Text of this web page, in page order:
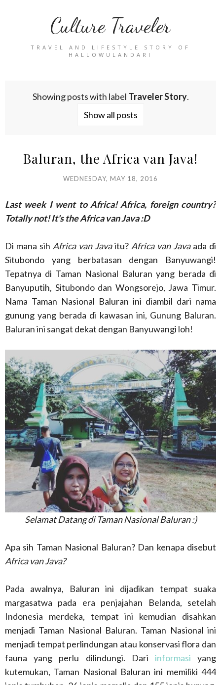
Culture Traveler
TRAVEL AND LIFESTYLE STORY OF
HALLOWULANDARI
Showing posts with label Traveler Story.
Show all posts
Baluran, the Africa van Java!
WEDNESDAY, MAY 18, 2016
Last week I went to Africa! Africa, foreign country?
Totally not! It's the Africa van Java :D
Di mana sih Africa van Javaitu? Africa van Javaada di
Situbondo yang berbatasan dengan Banyuwangi!
Tepatnya di Taman Nasional Baluran yang berada di
Banyuputih, Situbondo dan Wongsorejo, Jawa Timur.
Nama Taman Nasional Baluran ini diambil dari nama
gunung yang berada di kawasan ini, Gunung Baluran.
Baluran ini sangat dekat dengan Banyuwangi loh!
Selamat Datang di Taman Nasional Baluran :)
Apa sih Taman Nasional Baluran? Dan kenapa disebut
Africa van Java?
Pada awalnya, Baluran ini dijadikan tempat suaka
margasatwa pada era penjajahan Belanda, setelah
Indonesia merdeka, tempat ini kemudian disahkan
menjadi Taman Nasional Baluran. Taman Nasional ini
menjadi tempat perlindungan atau konservasi flora dan
fauna yang perlu dilindungi. Dari informasi yang
kutemukan, Taman Nasional Baluran ini memiliki 444